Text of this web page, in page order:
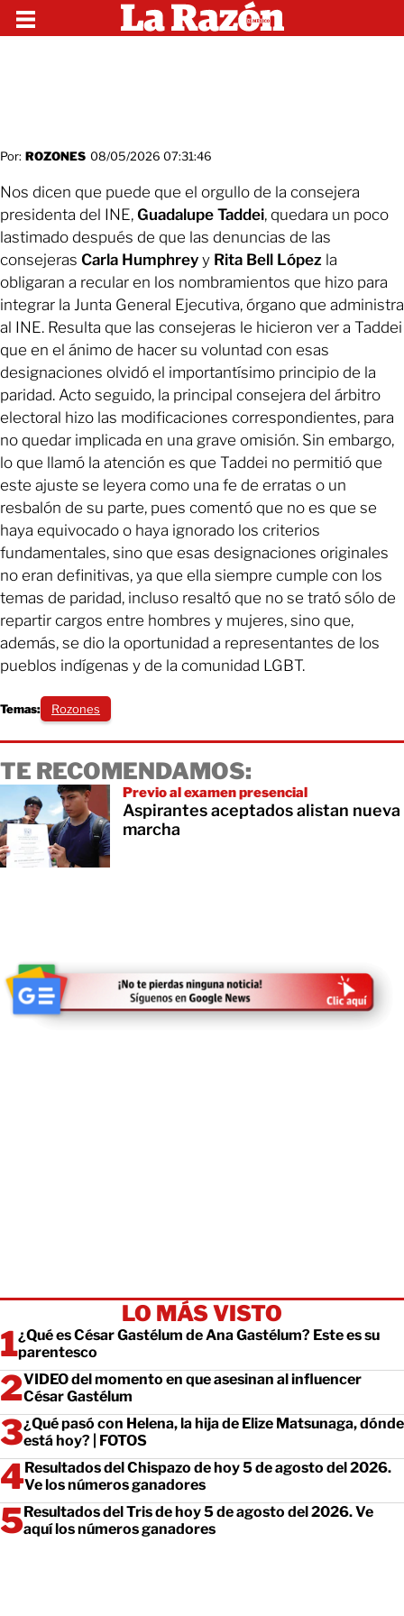
Por: ROZONES 08/05/2026 07:31:46
Nos dicen que puede que el orgullo de la consejera
presidenta del INE, Guadalupe Taddei, quedara un poco
lastimado después de que las denuncias de las
consejeras Carla Humphrey y Rita Bell López la
obligaran a recular en los nombramientos que hizo para
integrar la Junta General Ejecutiva, órgano que administra
al INE. Resulta que las consejeras le hicieron ver a Taddei
que en el ánimo de hacer su voluntad con esas
designaciones olvidó el importantísimo principio de la
paridad. Acto seguido, la principal consejera del árbitro
electoral hizo las modificaciones correspondientes, para
no quedar implicada en una grave omisión. Sin embargo,
lo que llamó la atención es que Taddei no permitió que
este ajuste se leyera como una fe de erratas o un
resbalón de su parte, pues comentó que no es que se
haya equivocado o haya ignorado los criterios
fundamentales, sino que esas designaciones originales
no eran definitivas, ya que ella siempre cumple con los
temas de paridad, incluso resaltó que no se trató sólo de
repartir cargos entre hombres y mujeres, sino que,
además, se dio la oportunidad a representantes de los
pueblos indígenas y de la comunidad LGBT.
Temas: Rozones
TE RECOMENDAMOS:
Previo al examen presencial
Aspirantes aceptados alistan nueva
marcha
LO MÁS VISTO
¿Qué es César Gastélum de Ana Gastélum? Este es su
parentesco
VIDEO del momento en que asesinan al influencer
César Gastélum
¿Qué pasó con Helena, la hija de Elize Matsunaga, dónde
está hoy? | FOTOS
Resultados del Chispazo de hoy 5 de agosto del 2026.
Ve los números ganadores
Resultados del Tris de hoy 5 de agosto del 2026. Ve
aquí los números ganadores